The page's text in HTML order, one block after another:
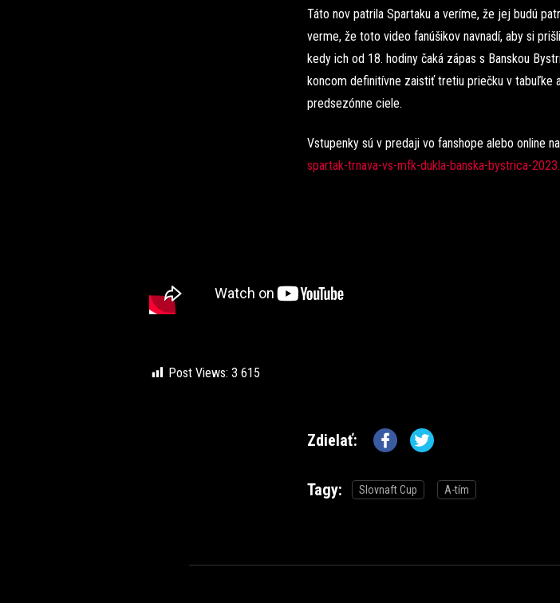
Táto nov patrila Spartaku a veríme, že jej budú
verme, že toto video fanúšikov navnadí, aby si
kedy ich od 18. hodiny čaká zápas s Banskou
koncom definitívne zaistiť tretiu priečku v tabuľke
predsezónne ciele.
Vstupenky sú v predaji vo fanshope alebo online na
spartak-trnava-vs-mfk-dukla-banska-bystrica-2023.
Post Views: 3 615
Zdielať:
Tagy: Slovnaft Cup A-tím